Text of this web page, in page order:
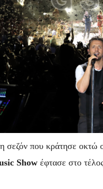
σεζόν που κράτησε οκτώ
Show έφτασε στο